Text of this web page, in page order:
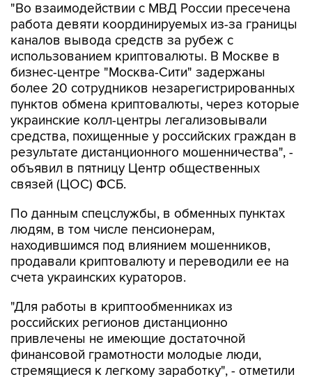
"Во взаимодействии с МВД России пресечена
работа девяти координируемых из-за границы
каналов вывода средств за рубеж с
использованием криптовалюты. В Москве в
бизнес-центре "Москва-Сити" задержаны
более 20 сотрудников незарегистрированных
пунктов обмена криптовалюты, через которые
украинские колл-центры легализовывали
средства, похищенные у российских граждан в
результате дистанционного мошенничества", -
объявил в пятницу Центр общественных
связей (ЦОС) ФСБ.
По данным спецслужбы, в обменных пунктах
людям, в том числе пенсионерам,
находившимся под влиянием мошенников,
продавали криптовалюту и переводили ее на
счета украинских кураторов.
"Для работы в криптообменниках из
российских регионов дистанционно
привлечены не имеющие достаточной
финансовой грамотности молодые люди,
стремящиеся к легкому заработку", - отметили